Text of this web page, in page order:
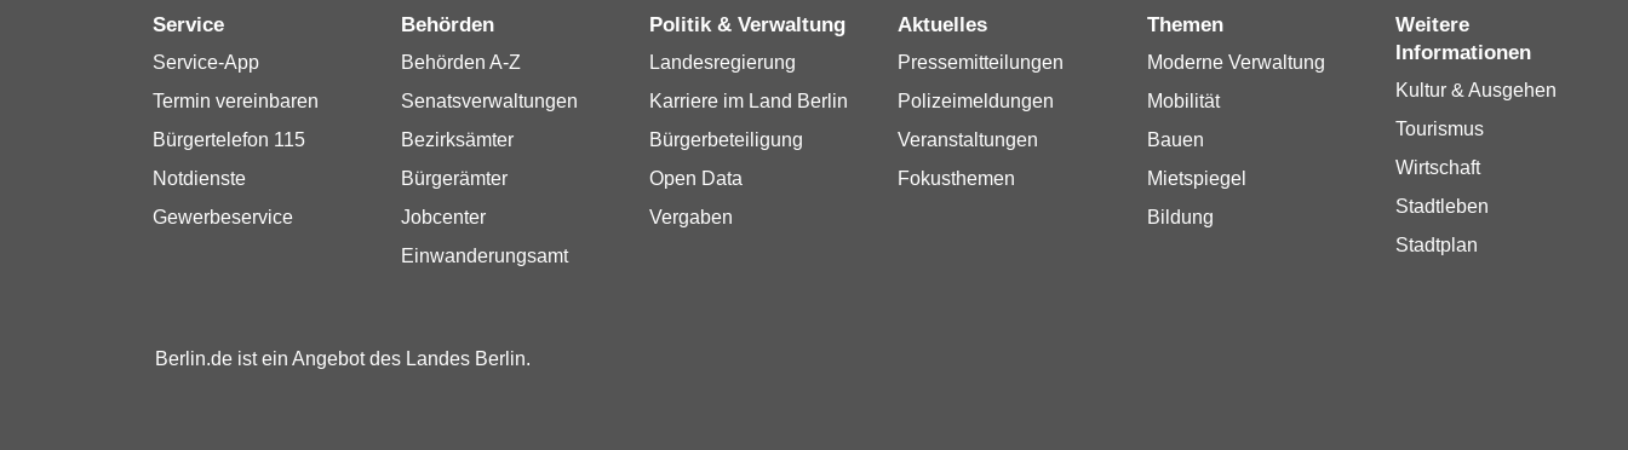
Service
Service-App
Termin vereinbaren
Bürgertelefon 115
Notdienste
Gewerbeservice
Behörden
Behörden A-Z
Senatsverwaltungen
Bezirksämter
Bürgerämter
Jobcenter
Einwanderungsamt
Politik & Verwaltung
Landesregierung
Karriere im Land Berlin
Bürgerbeteiligung
Open Data
Vergaben
Aktuelles
Pressemitteilungen
Polizeimeldungen
Veranstaltungen
Fokusthemen
Themen
Moderne Verwaltung
Mobilität
Bauen
Mietspiegel
Bildung
Weitere
Informationen
Kultur & Ausgehen
Tourismus
Wirtschaft
Stadtleben
Stadtplan
Berlin.de ist ein Angebot des Landes Berlin.